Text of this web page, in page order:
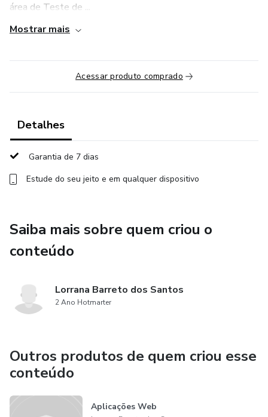
área de Teste de ...
Mostrar mais
Acessar produto comprado
Detalhes
Garantia de 7 dias
Estude do seu jeito e em qualquer dispositivo
Saiba mais sobre quem criou o
conteúdo
Lorrana Barreto dos Santos
2 Ano Hotmarter
Outros produtos de quem criou esse
conteúdo
Aplicações Web